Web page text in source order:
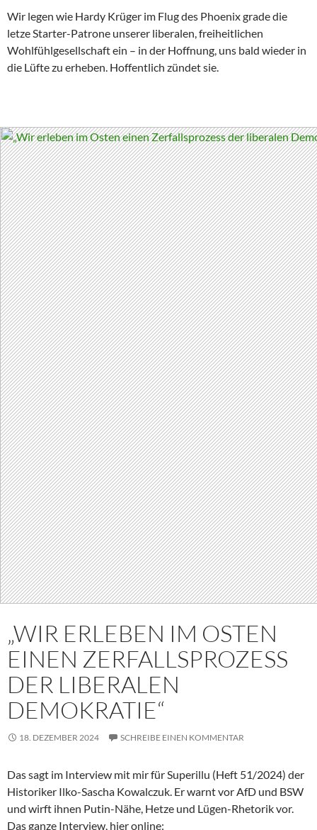
Wir legen wie Hardy Krüger im Flug des Phoenix grade die
letze Starter-Patrone unserer liberalen, freiheitlichen
Wohlfühlgesellschaft ein – in der Hoffnung, uns bald wieder in
die Lüfte zu erheben. Hoffentlich zündet sie.
„WIR ERLEBEN IM OSTEN
EINEN ZERFALLSPROZESS
DER LIBERALEN
DEMOKRATIE“
18. DEZEMBER 2024 SCHREIBE EINEN KOMMENTAR
Das sagt im Interview mit mir für Superillu (Heft 51/2024) der
Historiker Ilko-Sascha Kowalczuk. Er warnt vor AfD und BSW
und wirft ihnen Putin-Nähe, Hetze und Lügen-Rhetorik vor.
Das ganze Interview, hier online: